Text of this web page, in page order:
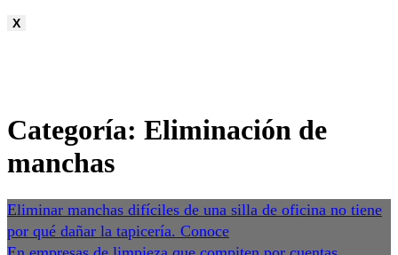
X
Categoría: Eliminación de
manchas
Eliminar manchas difíciles de una silla de oficina no tiene
por qué dañar la tapicería. Conoce